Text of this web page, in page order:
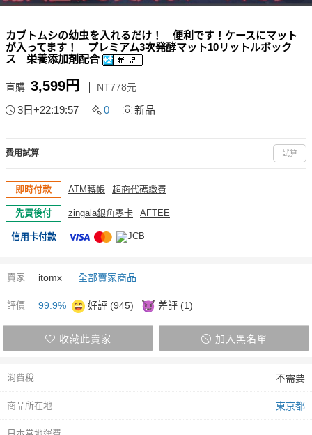
カブトムシの幼虫を入れるだけ！ 便利です！ケースにマット
が入ってます！ プレミアム3次発酵マット10リットルボック
ス 栄養添加剤配合
直購 3,599円 NT778元
3日+22:19:54 0 新品
費用試算 試算
即時付款 ATM轉帳 超商代碼繳費
先買後付 zingala銀角零卡 AFTEE
信用卡付款
賣家 itomx 全部賣家商品
評價 99.9% 好評 (945) 差評 (1)
收藏此賣家 加入黑名單
消費稅 不需要
商品所在地 東京都